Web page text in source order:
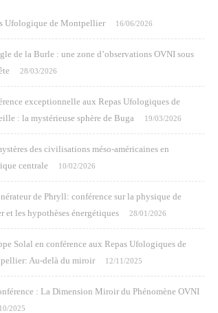
Ufologique de Montpellier 16/06/2026
de la Burle : une zone d’observations OVNI sous
28/03/2026
exceptionnelle aux Repas Ufologiques de
: la mystérieuse sphère de Buga
19/03/2026
des civilisations méso-américaines en
centrale
10/02/2026
de Phryll: conférence sur la physique de
et les hypothèses énergétiques
28/01/2026
Solal en conférence aux Repas Ufologiques de
Au-delà du miroir
12/11/2025
: La Dimension Miroir du Phénomène OVNI
2025